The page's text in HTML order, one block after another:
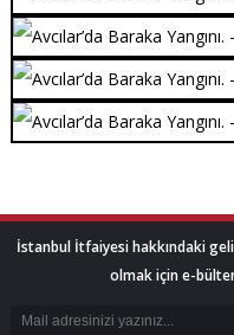
İstanbul İtfaiyesi hakkındaki
olmak için e-